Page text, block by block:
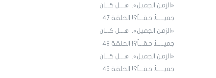
«الزمن الجميل».. هـــل كـــان
جميــــلاً حقـــاً؟! الحلقة ٤7
«الزمن الجميل».. هـــل كـــان
جميــــلاً حقـــاً؟! الحلقة ٤٨
«الزمن الجميل».. هـــل كـــان
جميــــلاً حقـــاً؟! الحلقة ٤9